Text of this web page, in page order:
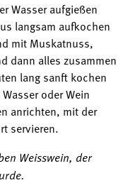
Wasser aufgießen
langsam aufkochen
mit Muskatnuss,
dann alles zusammen
lang sanft kochen
oder Wein
anrichten, mit der
servieren.
Weisswein, der